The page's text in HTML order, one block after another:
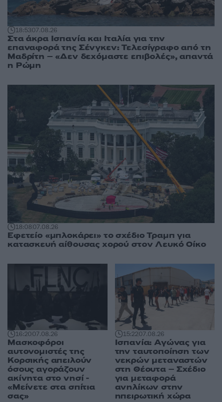
18:5307.08.26
Στα άκρα Ισπανία και Ιταλία για την
επαναφορά της Σένγκεν: Τελεσίγραφο από τη
Μαδρίτη – «Δεν δεχόμαστε επιβολές», απαντά
η Ρώμη
18:0807.08.26
Εφετείο «μπλοκάρει» το σχέδιο Τραμπ για
κατασκευή αίθουσας χορού στον Λευκό Οίκο
16:2007.08.26
Μασκοφόροι
αυτονομιστές της
Κορσικής απειλούν
όσους αγοράζουν
ακίνητα στο νησί -
«Μείνετε στα σπίτια
σας»
15:2207.08.26
Ισπανία: Αγώνας για
την ταυτοποίηση των
νεκρών μεταναστών
στη Θέουτα – Σχέδιο
για μεταφορά
ανηλίκων στην
ηπειρωτική χώρα